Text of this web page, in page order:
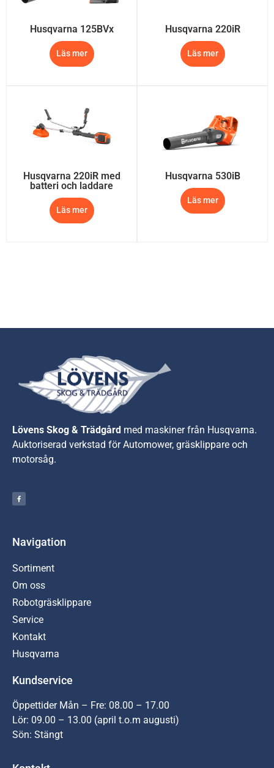
Husqvarna 125BVx
Läs mer
Husqvarna 220iR
Läs mer
Husqvarna 220iR med
batteri och laddare
Läs mer
Husqvarna 530iB
Läs mer
Lövens Skog & Trädgård med maskiner från Husqvarna.
Auktoriserad verkstad för Automower, gräsklippare och
motorsåg.
Navigation
Sortiment
Om oss
Robotgräsklippare
Service
Kontakt
Husqvarna
Kundservice
Öppettider Mån – Fre: 08.00 – 17.00
Lör: 09.00 – 13.00 (april t.o.m augusti)
Sön: Stängt